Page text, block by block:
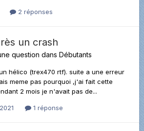
2 réponses
un crash
question dans Débutants
hélico (trex470 rtf). suite a une erreur
meme pas pourquoi ,j'ai fait cette
2 mois je n'avait pas de...
1 réponse